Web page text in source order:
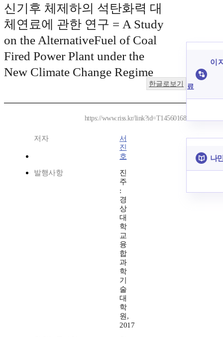
신기후 체제하의 석탄화력 대
체연료에 관한 연구 = A Study
on the AlternativeFuel of Coal
Fired Power Plant under the
New Climate Change Regime
한글로보기
https://www.riss.kr/link?id=T14560168
저자
서
진
호
발행사항
진
주
:
경
상
대
학
교
융
합
과
학
기
술
대
학
원,
2017
이
료
나